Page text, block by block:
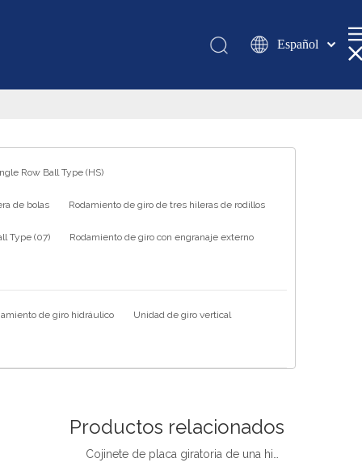
Español
românesc
Row Ball Type (HS)
de bolas Rodamiento de giro de tres hileras de rodillos
Type (07) Rodamiento de giro con engranaje externo
de giro hidráulico Unidad de giro vertical
Productos relacionados